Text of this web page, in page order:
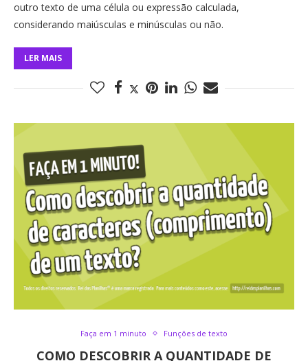
outro texto de uma célula ou expressão calculada,
considerando maiúsculas e minúsculas ou não.
LER MAIS
Faça em 1 minuto Funções de texto
COMO DESCOBRIR A QUANTIDADE DE